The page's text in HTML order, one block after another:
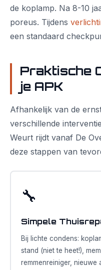
de koplamp. Na 8-10
poreus. Tijdens
een standaard
Praktische
je APK
Afhankelijk van de
verschillende
Weurt rijdt vanaf De
deze stappen van
🔧
Simpele
Bij lichte condens:
stand (niet te heet!),
remmenreiniger, nieuwe